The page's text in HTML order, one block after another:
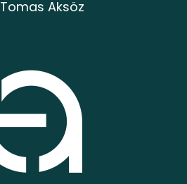
Tomas Aksöz